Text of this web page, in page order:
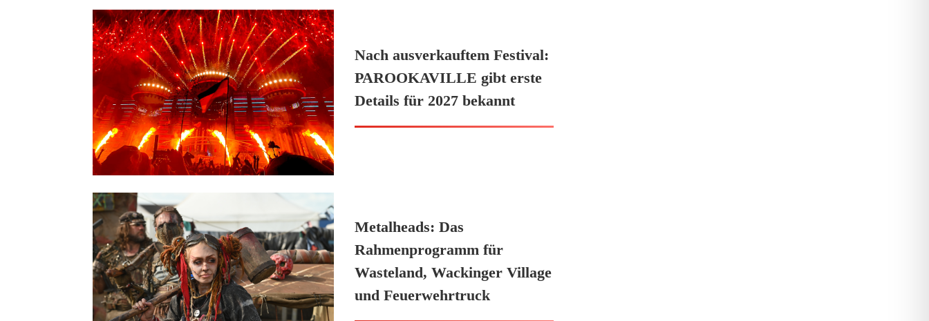
Nach ausverkauftem Festival:
PAROOKAVILLE gibt erste
Details für 2027 bekannt
Metalheads: Das
Rahmenprogramm für
Wasteland, Wackinger Village
und Feuerwehrtruck